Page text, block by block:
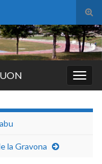
la Gravona